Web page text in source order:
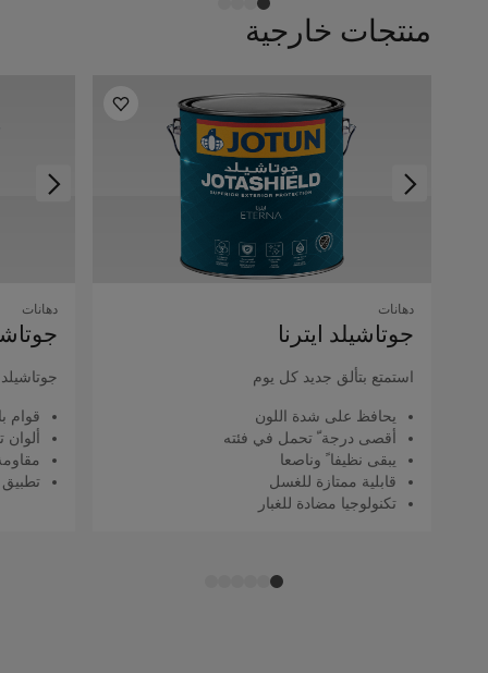
منتجات خارجية
دهانات
جوتاشيلد اﻳﺘﺮﻧﺎ
استمتع بتألق جديد كل يوم
يحافظ على شدة اللون
أقصى درجة ّ تحمل في فئته
يبقى نظيفا ً وناصعا
قابلية ممتازة للغسل
تكنولوجيا مضادة للغبار
دهانات
جوتاشيلد
قوام
ألوان